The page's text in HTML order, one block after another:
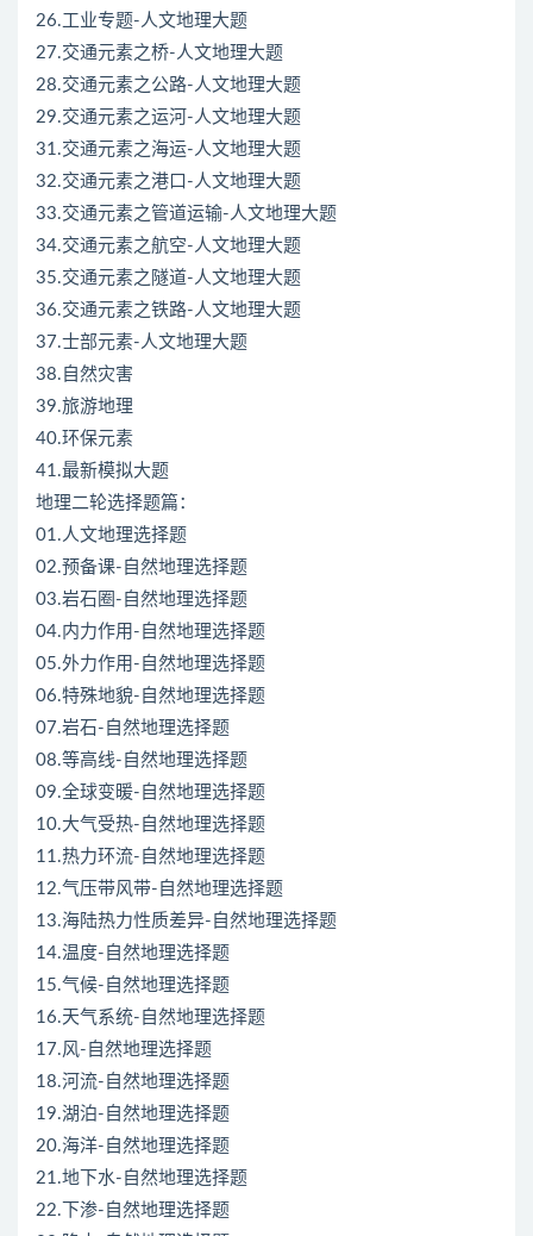
26.工业专题-人文地理大题
27.交通元素之桥-人文地理大题
28.交通元素之公路-人文地理大题
29.交通元素之运河-人文地理大题
31.交通元素之海运-人文地理大题
32.交通元素之港口-人文地理大题
33.交通元素之管道运输-人文地理大题
34.交通元素之航空-人文地理大题
35.交通元素之隧道-人文地理大题
36.交通元素之铁路-人文地理大题
37.士部元素-人文地理大题
38.自然灾害
39.旅游地理
40.环保元素
41.最新模拟大题
地理二轮选择题篇：
01.人文地理选择题
02.预备课-自然地理选择题
03.岩石圈-自然地理选择题
04.内力作用-自然地理选择题
05.外力作用-自然地理选择题
06.特殊地貌-自然地理选择题
07.岩石-自然地理选择题
08.等高线-自然地理选择题
09.全球变暖-自然地理选择题
10.大气受热-自然地理选择题
11.热力环流-自然地理选择题
12.气压带风带-自然地理选择题
13.海陆热力性质差异-自然地理选择题
14.温度-自然地理选择题
15.气候-自然地理选择题
16.天气系统-自然地理选择题
17.风-自然地理选择题
18.河流-自然地理选择题
19.湖泊-自然地理选择题
20.海洋-自然地理选择题
21.地下水-自然地理选择题
22.下渗-自然地理选择题